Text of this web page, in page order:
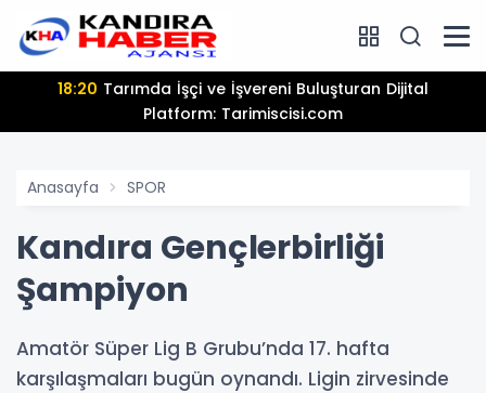
18:20
Platform: Tarimiscisi.com
Anasayfa SPOR
Kandıra Gençlerbirliği
Şampiyon
Amatör Süper Lig B Grubu’nda 17. hafta
karşılaşmaları bugün oynandı. Ligin zirvesinde